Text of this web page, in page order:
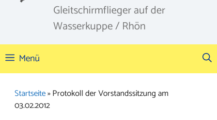
Gleitschirmflieger auf der
Wasserkuppe / Rhön
Menü
Startseite»Protokoll der Vorstandssitzung am
03.02.2012